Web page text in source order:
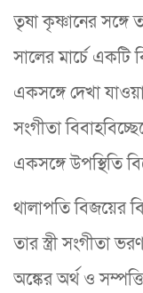
তৃষা কৃষ্ণানের
সালের মার্চে একটি
একসঙ্গে দেখা
সংগীতা
একসঙ্গে উপস্থিতি
থালাপতি বিজয়ের
তার স্ত্রী সংগীতা
অঙ্কের অর্থ ও